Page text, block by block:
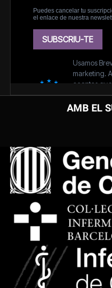
AMB EL